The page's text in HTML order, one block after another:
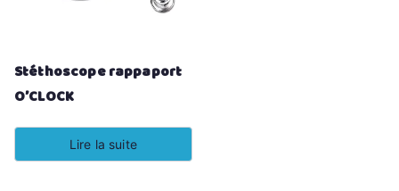
Stéthoscope rappaport
O’CLOCK
Lire la suite